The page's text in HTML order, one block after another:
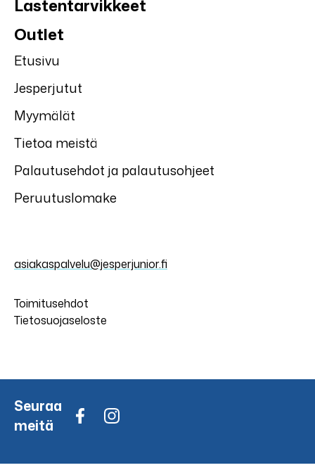
Lastentarvikkeet
Outlet
Etusivu
Jesperjutut
Myymälät
Tietoa meistä
Palautusehdot ja palautusohjeet
Peruutuslomake
asiakaspalvelu@jesperjunior.fi
Toimitusehdot
Tietosuojaseloste
Seuraa
meitä